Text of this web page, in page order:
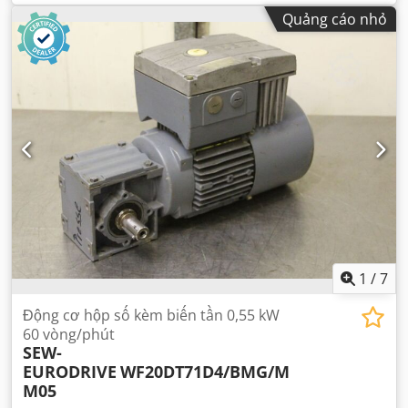
Quảng cáo nhỏ
1 /7
Động cơ hộp số kèm biến tần 0,55 kW
60 vòng/phút
SEW-
EURODRIVE WF20DT71D4/BMG/M
M05